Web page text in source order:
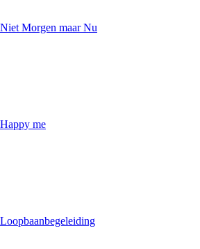
Niet Morgen maar Nu
Happy me
Loopbaanbegeleiding